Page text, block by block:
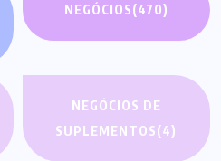
NEGÓCIOS(470)
NEGÓCIOS DE
SUPLEMENTOS(4)